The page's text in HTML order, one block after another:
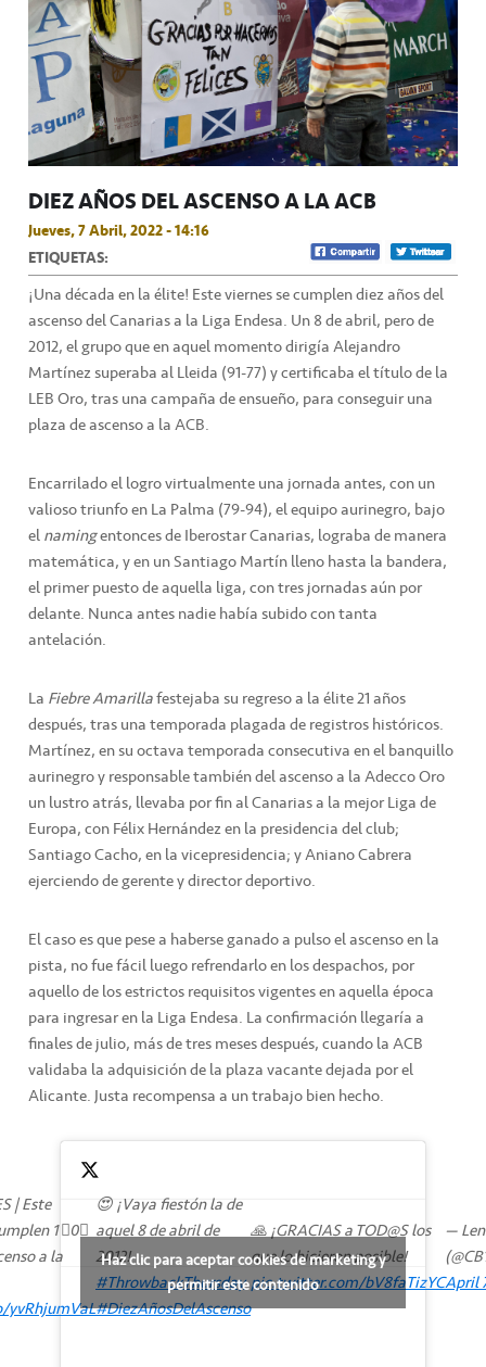
DIEZ AÑOS DEL ASCENSO A LA ACB
Jueves, 7 Abril, 2022 - 14:16
ETIQUETAS:
¡Una década en la élite! Este viernes se cumplen diez años del
ascenso del Canarias a la Liga Endesa. Un 8 de abril, pero de
2012, el grupo que en aquel momento dirigía Alejandro
Martínez superaba al Lleida (91-77) y certificaba el título de la
LEB Oro, tras una campaña de ensueño, para conseguir una
plaza de ascenso a la ACB.
Encarrilado el logro virtualmente una jornada antes, con un
valioso triunfo en La Palma (79-94), el equipo aurinegro, bajo
elnamingentonces de Iberostar Canarias, lograba de manera
matemática, y en un Santiago Martín lleno hasta la bandera,
el primer puesto de aquella liga, con tres jornadas aún por
delante. Nunca antes nadie había subido con tanta
antelación.
La Fiebre Amarillafestejaba su regreso a la élite 21 años
después, tras una temporada plagada de registros históricos.
Martínez, en su octava temporada consecutiva en el banquillo
aurinegro y responsable también del ascenso a la Adecco Oro
un lustro atrás, llevaba por fin al Canarias a la mejor Liga de
Europa, con Félix Hernández en la presidencia del club;
Santiago Cacho, en la vicepresidencia; y Aniano Cabrera
ejerciendo de gerente y director deportivo.
El caso es que pese a haberse ganado a pulso el ascenso en la
pista, no fue fácil luego refrendarlo en los despachos, por
aquello de los estrictos requisitos vigentes en aquella época
para ingresar en la Liga Endesa. La confirmación llegaría a
finales de julio, más de tres meses después, cuando la ACB
validaba la adquisición de la plaza vacante dejada por el
Alicante. Justa recompensa a un trabajo bien hecho.
| Este
1⃣0⃣
a la
😍 ¡Vaya fiestón la de
aquel 8 de abril de
2012!
#ThrowbackThursday
#DiezAñosDelAscenso
🙏 ¡GRACIAS a TOD@S los
que lo hicieron posible!
pic.twitter.com/bV8faTizYC
—
April
Haz clic para aceptar cookies de marketing y
permitir este contenido